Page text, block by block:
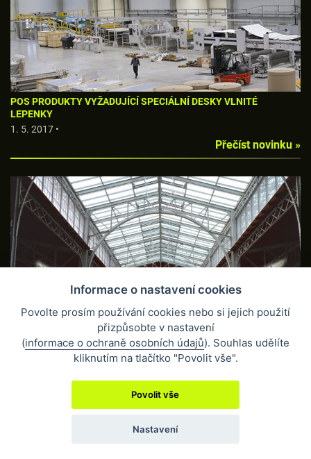
POS PRODUKTY VYŽADUJÍCÍ SPECIÁLNÍ DESKY VLNITÉ
LEPENKY
1. 5. 2017 •
Přečíst novinku »
TVŮRČÍ PRÁCE A INTELIGENTNÍ TECHNICKÁ ŘEŠENÍ
Přečíst novinku »
Informace o nastavení cookies
Povolte prosím používání cookies nebo si jejich použití
přizpůsobte v nastavení
(informace o ochraně osobních údajů). Souhlas udělíte
kliknutím na tlačítko "Povolit vše".
Povolit vše
Nastavení